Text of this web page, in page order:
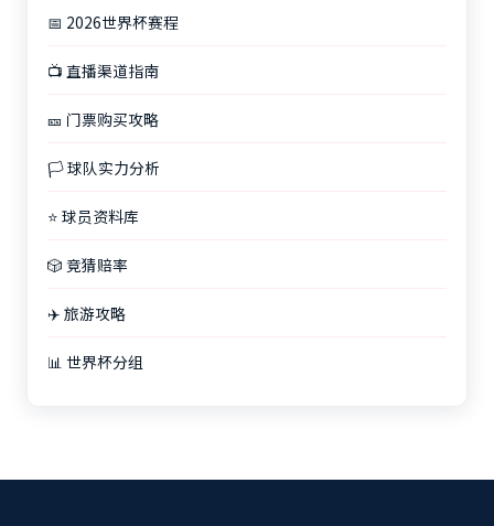
📅 2026世界杯赛程
📺 直播渠道指南
🎫 门票购买攻略
🏳️ 球队实力分析
⭐ 球员资料库
🎲 竞猜赔率
✈️ 旅游攻略
📊 世界杯分组